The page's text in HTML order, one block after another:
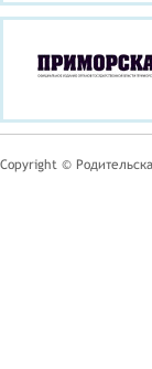
Copyright ©